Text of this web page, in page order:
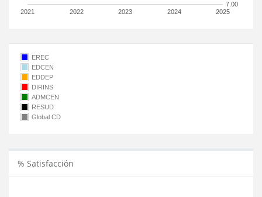
2021 2022 2023 2024 2025
7.00
EREC
EDCEN
EDDEP
DIRINS
ADMCEN
RESUD
Global CD
% Satisfacción